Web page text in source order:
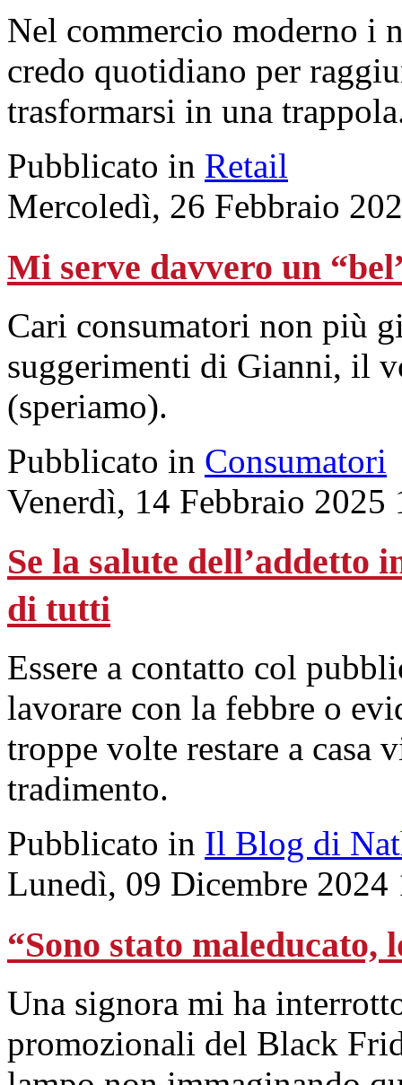
Nel commercio moderno i
credo quotidiano per
trasformarsi in una
Pubblicato in Retail
Mercoledì, 26 Febbraio
Mi serve davvero un
Cari consumatori non più
suggerimenti di Gianni, il
(speriamo).
Pubblicato in Consumatori
Venerdì, 14 Febbraio 2025
Se la salute dell’addetto
di tutti
Essere a contatto col
lavorare con la febbre o
troppe volte restare a casa
tradimento.
Pubblicato in Il Blog di
Lunedì, 09 Dicembre 2024
“Sono stato maleducato,
Una signora mi ha
promozionali del Black